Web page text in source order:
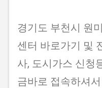
경기도 부천시 원
센터 바로가기 및
사, 도시가스 신청
금바로 접속하셔